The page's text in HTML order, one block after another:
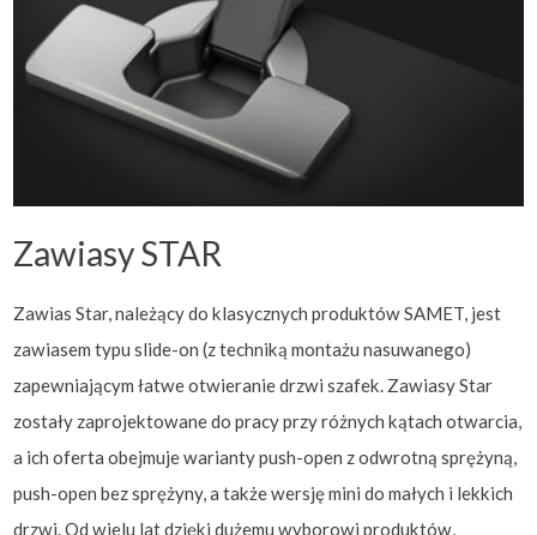
Zawiasy STAR
Zawias Star, należący do klasycznych produktów SAMET, jest
zawiasem typu slide-on (z techniką montażu nasuwanego)
zapewniającym łatwe otwieranie drzwi szafek. Zawiasy Star
zostały zaprojektowane do pracy przy różnych kątach otwarcia,
a ich oferta obejmuje warianty push-open z odwrotną sprężyną,
push-open bez sprężyny, a także wersję mini do małych i lekkich
drzwi. Od wielu lat dzięki dużemu wyborowi produktów,